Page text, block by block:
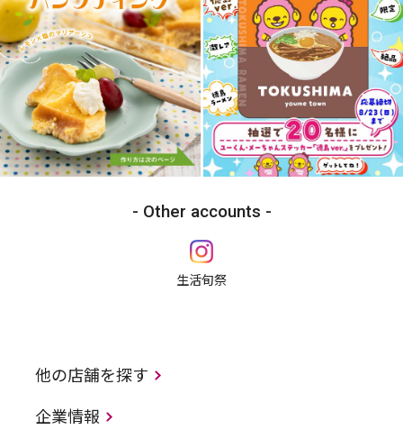
Other accounts
生活旬祭
他の店舗を探す
企業情報